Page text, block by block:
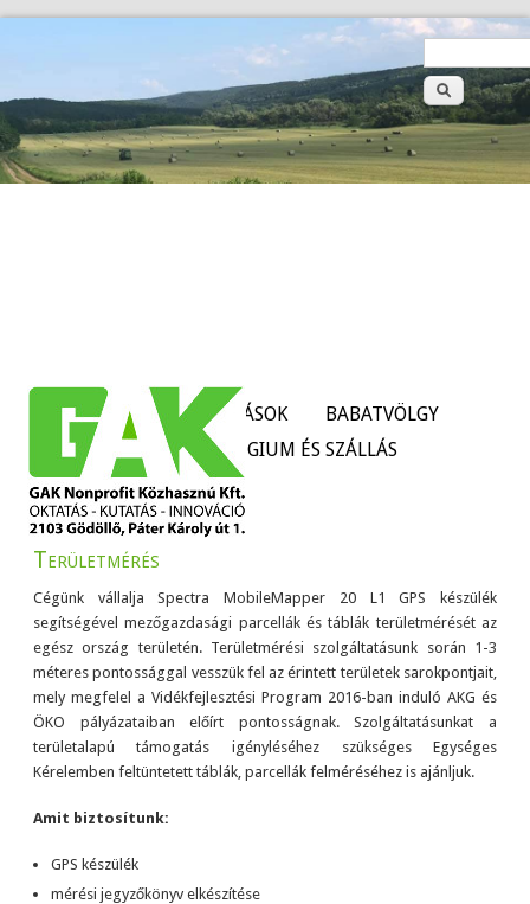
Keresés
űrlap
HÍREK SZOLGÁLTATÁSOK
BABATVÖLGY
TANÜZEMEK
KOLLÉGIUM ÉS SZÁLLÁS
Területmérés
Cégünk vállalja Spectra MobileMapper 20 L1 GPS készülék
segítségével mezőgazdasági parcellák és táblák területmérését az
egész ország területén. Területmérési szolgáltatásunk során 1-3
méteres pontossággal vesszük fel az érintett területek sarokpontjait,
mely megfelel a Vidékfejlesztési Program 2016-ban induló AKG és
ÖKO pályázataiban előírt pontosságnak. Szolgáltatásunkat a
területalapú támogatás igényléséhez szükséges Egységes
Kérelemben feltüntetett táblák, parcellák felméréséhez is ajánljuk.
Amit biztosítunk:
GPS készülék
mérési jegyzőkönyv elkészítése